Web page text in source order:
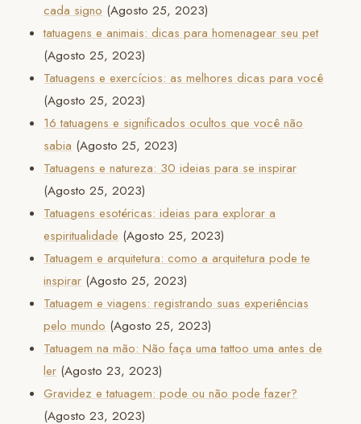
cada signo (Agosto 25, 2023)
tatuagens e animais: dicas para homenagear seu pet
(Agosto 25, 2023)
Tatuagens e exercícios: as melhores dicas para você
(Agosto 25, 2023)
16 tatuagens e significados ocultos que você não
sabia (Agosto 25, 2023)
Tatuagens e natureza: 30 ideias para se inspirar
(Agosto 25, 2023)
Tatuagens esotéricas: ideias para explorar a
espiritualidade (Agosto 25, 2023)
Tatuagem e arquitetura: como a arquitetura pode te
inspirar (Agosto 25, 2023)
Tatuagem e viagens: registrando suas experiências
pelo mundo (Agosto 25, 2023)
Tatuagem na mão: Não faça uma tattoo uma antes de
ler (Agosto 23, 2023)
Gravidez e tatuagem: pode ou não pode fazer?
(Agosto 23, 2023)